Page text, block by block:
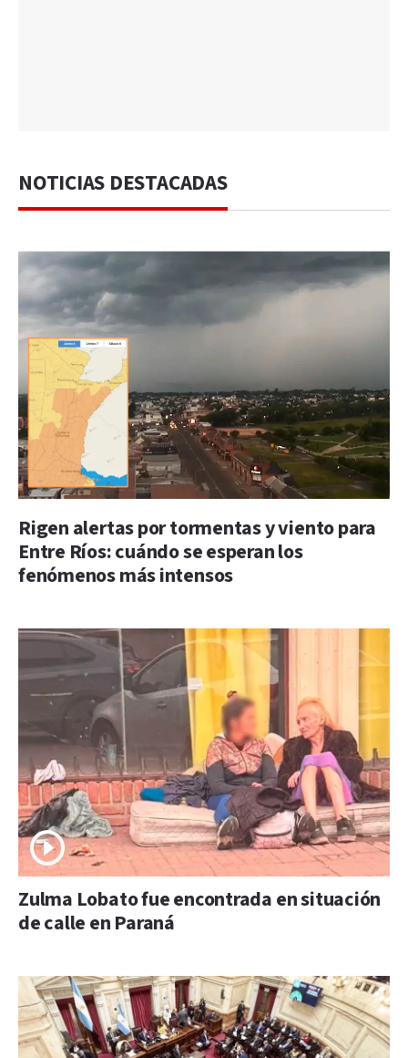
NOTICIAS DESTACADAS
Rigen alertas por tormentas y viento para
Entre Ríos: cuándo se esperan los
fenómenos más intensos
Zulma Lobato fue encontrada en situación
de calle en Paraná